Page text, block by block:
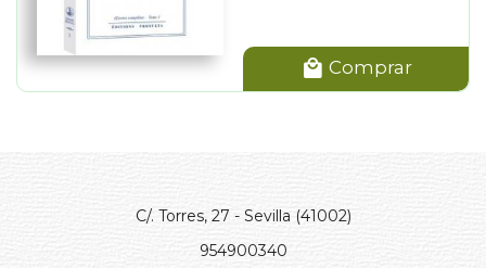
Comprar
C/. Torres, 27 - Sevilla (41002)
954900340